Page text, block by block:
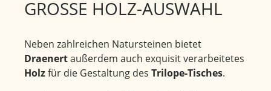
GROSSE HOLZ-AUSWAHL
Neben zahlreichen Natursteinen bietet
Draenertaußerdem auch exquisit verarbeitetes
Holzfür die Gestaltung des Trilope-Tisches.